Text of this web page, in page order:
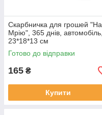
Скарбничка для грошей "На
Мрію", 365 днів, автомобіль,
23*18*13 см
Готово до відправки
165 ₴
Купити